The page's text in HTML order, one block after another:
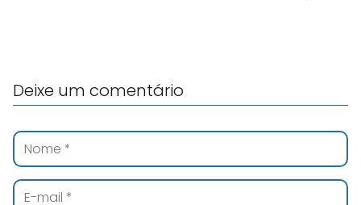
Deixe um comentário